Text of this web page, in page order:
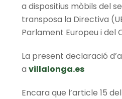
a dispositius mòbils del
transposa la Directiva
Parlament Europeu i del
La present declaració
a villalonga.es
Encara que l’article 15